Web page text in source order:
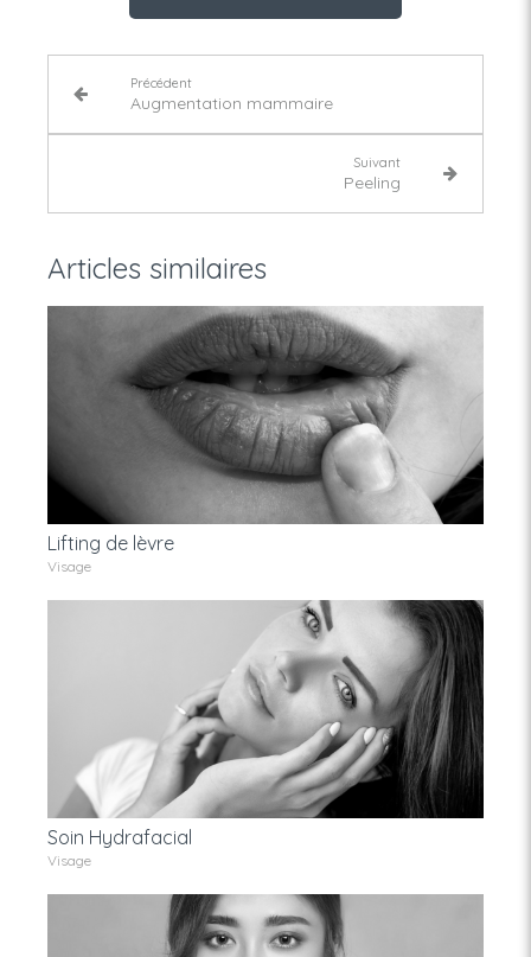
Précédent
Augmentation mammaire
Suivant
Peeling
Articles similaires
Lifting de lèvre
Visage
Soin Hydrafacial
Visage